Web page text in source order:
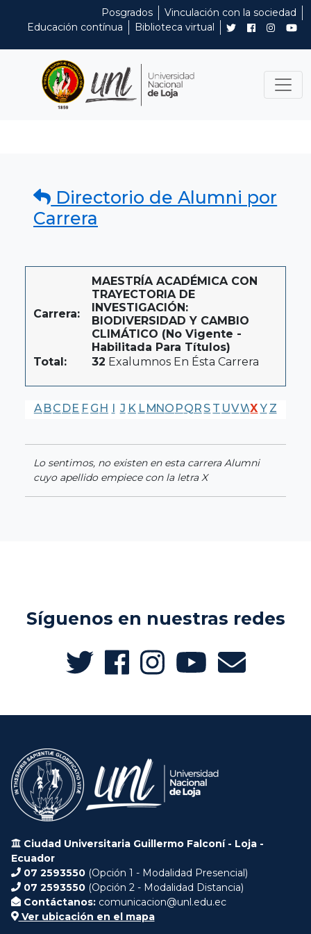
Posgrados
Vinculación con la sociedad
Educación contínua
Biblioteca virtual
Directorio de Alumni por
Carrera
Carrera:
MAESTRÍA ACADÉMICA CON
TRAYECTORIA DE
INVESTIGACIÓN:
BIODIVERSIDAD Y CAMBIO
CLIMÁTICO (No Vigente -
Habilitada Para Títulos)
Total:
32 Exalumnos En Ésta Carrera
A BC DE F G H I J K LMNO PQR S T UVWXY Z
Lo sentimos, no existen en esta carrera Alumni
cuyo apellido empiece con la letra X
Síguenos en nuestras redes
Ciudad Universitaria Guillermo Falconí - Loja -
Ecuador
07 2593550 (Opción 1 - Modalidad Presencial)
07 2593550 (Opción 2 - Modalidad Distancia)
Contáctanos: comunicacion@unl.edu.ec
Ver ubicación en el mapa